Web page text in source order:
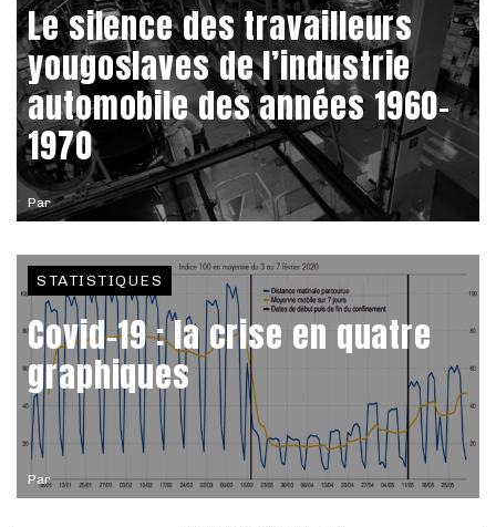
Par
Le silence des travailleurs
yougoslaves de l’industrie
automobile des années 1960-
1970
Par
STATISTIQUES
Covid-19 : la crise en quatre
graphiques